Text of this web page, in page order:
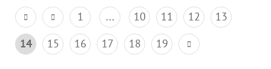
1 ... 10 11 12
13
14
15 16 17 18 19